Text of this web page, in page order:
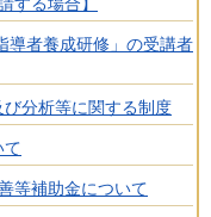
導者養成研修」の受講者
分析等に関する制度
て
等補助金について